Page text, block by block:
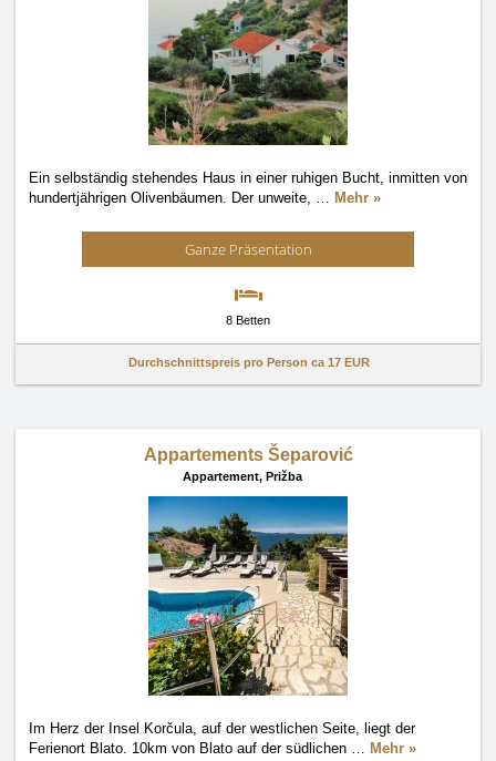
Ein selbständig stehendes Haus in einer ruhigen Bucht, inmitten von
hundertjährigen Olivenbäumen. Der unweite, … Mehr »
Ganze Präsentation
8 Betten
Durchschnittspreis pro Person ca 17 EUR
Appartements Šeparović
Appartement, Prižba
Im Herz der Insel Korčula, auf der westlichen Seite, liegt der
Ferienort Blato. 10km von Blato auf der südlichen … Mehr »